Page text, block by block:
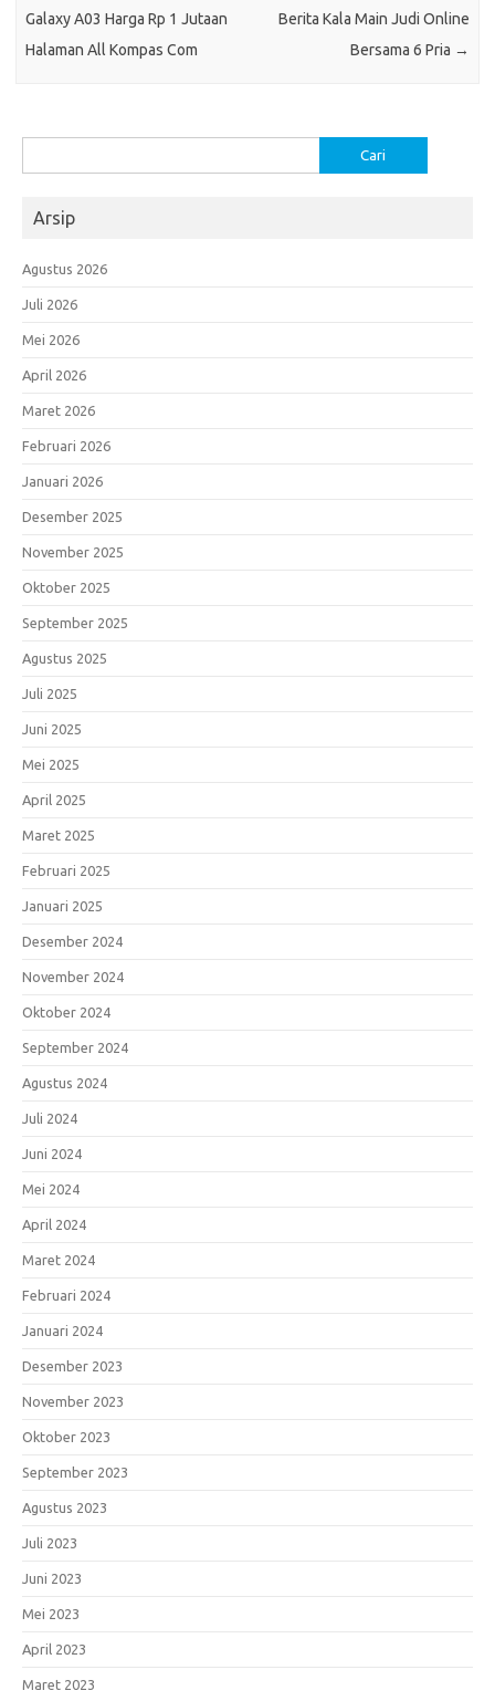
Galaxy A03 Harga Rp 1 Jutaan
Halaman All Kompas Com
Berita Kala Main Judi Online
Bersama 6 Pria →
untuk:
Arsip
Agustus 2026
Juli 2026
Mei 2026
April 2026
Maret 2026
Februari 2026
Januari 2026
Desember 2025
November 2025
Oktober 2025
September 2025
Agustus 2025
Juli 2025
Juni 2025
Mei 2025
April 2025
Maret 2025
Februari 2025
Januari 2025
Desember 2024
November 2024
Oktober 2024
September 2024
Agustus 2024
Juli 2024
Juni 2024
Mei 2024
April 2024
Maret 2024
Februari 2024
Januari 2024
Desember 2023
November 2023
Oktober 2023
September 2023
Agustus 2023
Juli 2023
Juni 2023
Mei 2023
April 2023
Maret 2023